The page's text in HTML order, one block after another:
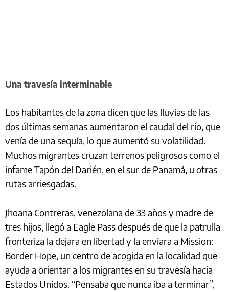
Una travesía interminable
Los habitantes de la zona dicen que las lluvias de las
dos últimas semanas aumentaron el caudal del río, que
venía de una sequía, lo que aumentó su volatilidad.
Muchos migrantes cruzan terrenos peligrosos como el
infame Tapón del Darién, en el sur de Panamá, u otras
rutas arriesgadas.
Jhoana Contreras, venezolana de 33 años y madre de
tres hijos, llegó a Eagle Pass después de que la patrulla
fronteriza la dejara en libertad y la enviara a Mission:
Border Hope, un centro de acogida en la localidad que
ayuda a orientar a los migrantes en su travesía hacia
Estados Unidos. “Pensaba que nunca iba a terminar”,